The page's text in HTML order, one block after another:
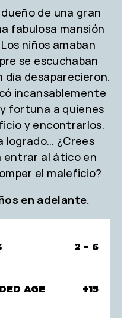
de una gran
fabulosa mansión
niños amaban
se escuchaban
día desaparecieron.
incansablemente
fortuna a quienes
y encontrarlos.
logrado… ¿Crees
entrar al ático en
el maleficio?
en adelante.
2 – 6
AGE +15